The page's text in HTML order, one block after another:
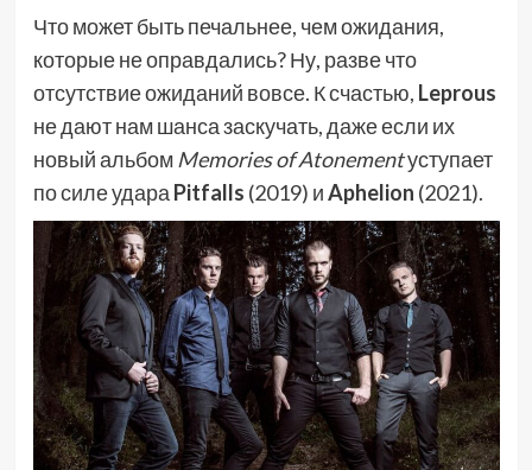
Что может быть печальнее, чем ожидания,
которые не оправдались? Ну, разве что
отсутствие ожиданий вовсе. К счастью, Leprous
не дают нам шанса заскучать, даже если их
новый альбом Memories of Atonementуступает
по силе удара Pitfalls (2019) иAphelion (2021).